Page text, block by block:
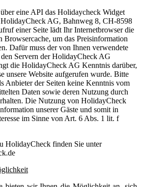
eine API das Holidaycheck Widget
HolidayCheck AG, Bahnweg 8, CH-8598
einer Seite lädt Ihr Internetbrowser die
Browsercache, um das Preisinformation
Dafür muss der von Ihnen verwendete
Servern der HolidayCheck AG
die HolidayCheck AG Kenntnis darüber,
unsere Website aufgerufen wurde. Bitte
Anbieter der Seiten keine Kenntnis vom
Daten sowie deren Nutzung durch
Die Nutzung von HolidayCheck
unserer Gäste und somit in
im Sinne von Art. 6 Abs. 1 lit. f
HolidayCheck finden Sie unter